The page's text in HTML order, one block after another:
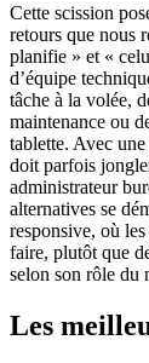
Cette scission
retours que nous
planifie » et «
d’équipe
tâche à la volée,
maintenance ou
tablette. Avec
doit parfois
administrateur
alternatives se
responsive, où
faire, plutôt que
selon son rôle du
Les